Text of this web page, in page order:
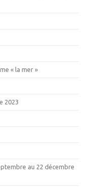
« la mer »
2023
au 22 décembre